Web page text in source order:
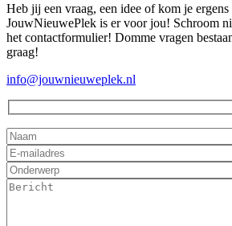
Heb jij een vraag, een idee of kom je
JouwNieuwePlek is er voor jou! Schroom
het contactformulier! Domme vragen
graag!
info@jouwnieuweplek.nl